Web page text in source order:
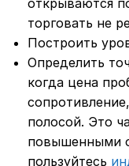
открываются
торговать не
Построить
Определить
когда цена
полосой. Это
повышенными
пользуйтесь